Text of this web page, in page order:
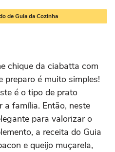
de Guia da Cozinha
chique da ciabatta com
preparo é muito simples!
é o tipo de prato
a família. Então, neste
para valorizar o
a receita do Guia
e queijo muçarela,